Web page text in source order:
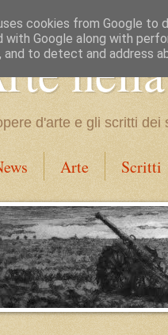
d'arte e gli scritti
Arte Scritti
cookies from Google to
with Google along with
to detect and address